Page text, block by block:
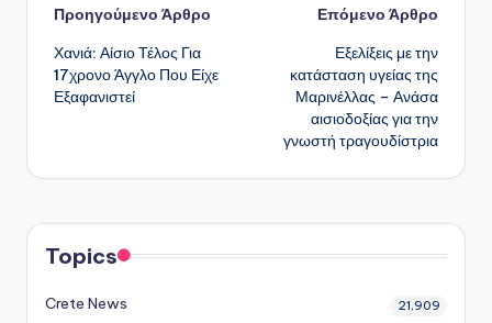
Πλοήγηση
δημοσιεύσεων
Προηγούμενο Άρθρο
Χανιά: Αίσιο Τέλος Για
17χρονο Άγγλο Που Είχε
Εξαφανιστεί
Επόμενο Άρθρο
Εξελίξεις με την
κατάσταση υγείας της
Μαρινέλλας – Ανάσα
αισιοδοξίας για την
γνωστή τραγουδίστρια
Topics
Crete News 21,909